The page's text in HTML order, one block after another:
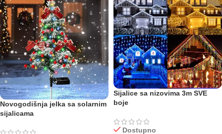
Novogodišnja jelka sa solarnim
sijalicama
Sijalice sa nizovima 3m SVE
boje
Dostupno